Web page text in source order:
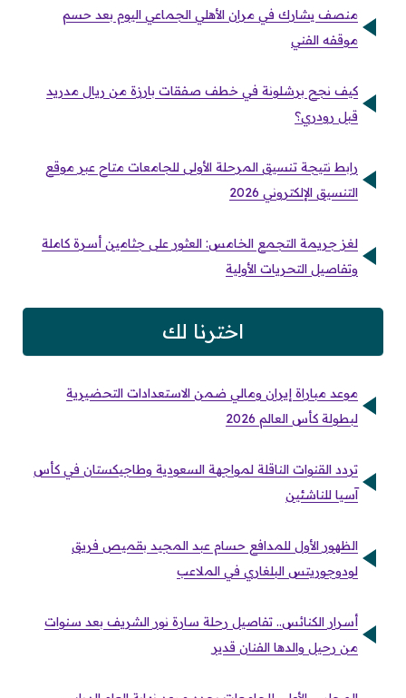
منصف يشارك في مران الأهلي الجماعي اليوم بعد حسم
موقفه الفني
كيف نجح برشلونة في خطف صفقات بارزة من ريال مدريد
قبل رودري؟
رابط نتيجة تنسيق المرحلة الأولى للجامعات متاح عبر موقع
التنسيق الإلكتروني 2026
لغز جريمة التجمع الخامس: العثور على جثامين أسرة كاملة
وتفاصيل التحريات الأولية
اخترنا لك
موعد مباراة إيران ومالي ضمن الاستعدادات التحضيرية
لبطولة كأس العالم 2026
تردد القنوات الناقلة لمواجهة السعودية وطاجيكستان في كأس
آسيا للناشئين
الظهور الأول للمدافع حسام عبد المجيد بقميص فريق
لودوجوريتس البلغاري في الملاعب
أسرار الكنائس.. تفاصيل رحلة سارة نور الشريف بعد سنوات
من رحيل والدها الفنان قدير